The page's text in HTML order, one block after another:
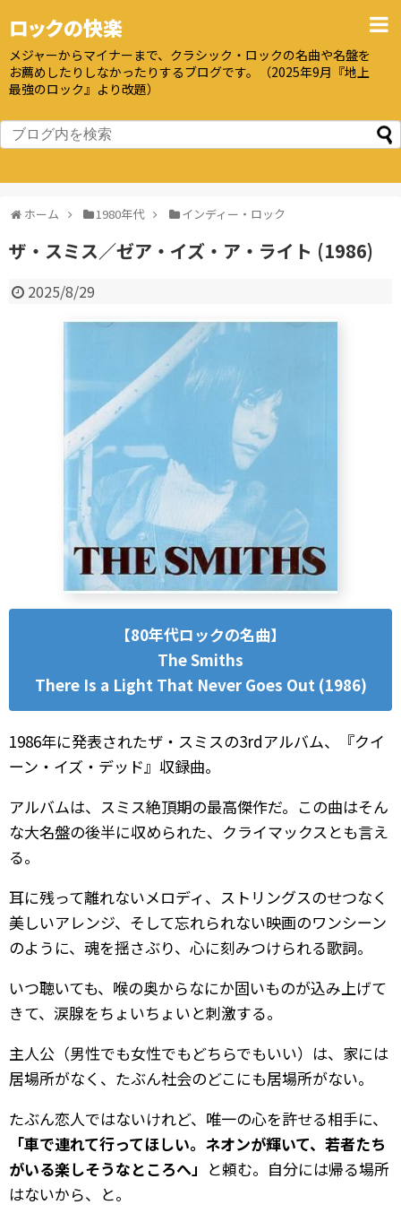
ロックの快楽
メジャーからマイナーまで、クラシック・ロックの名曲や名盤を
お薦めしたりしなかったりするブログです。（2025年9月『地上
最強のロック』より改題）
ホーム 1980年代 インディー・ロック
ザ・スミス／ゼア・イズ・ア・ライト (1986)
2025/8/29
【80年代ロックの名曲】
The Smiths
There Is a Light That Never Goes Out (1986)
1986年に発表されたザ・スミスの3rdアルバム、『クイ
ーン・イズ・デッド』収録曲。
アルバムは、スミス絶頂期の最高傑作だ。この曲はそん
な大名盤の後半に収められた、クライマックスとも言え
る。
耳に残って離れないメロディ、ストリングスのせつなく
美しいアレンジ、そして忘れられない映画のワンシーン
のように、魂を揺さぶり、心に刻みつけられる歌詞。
いつ聴いても、喉の奥からなにか固いものが込み上げて
きて、涙腺をちょいちょいと刺激する。
主人公（男性でも女性でもどちらでもいい）は、家には
居場所がなく、たぶん社会のどこにも居場所がない。
たぶん恋人ではないけれど、唯一の心を許せる相手に、
「車で連れて行ってほしい。ネオンが輝いて、若者たち
がいる楽しそうなところへ」 と頼む。自分には帰る場所
はないから、と。